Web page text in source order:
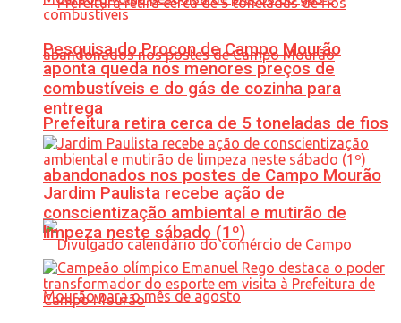
Prefeitura retira cerca de 5 toneladas de fios
abandonados nos postes de Campo Mourão
Pesquisa do Procon de Campo Mourão
aponta queda nos menores preços de
combustíveis e do gás de cozinha para
entrega
Jardim Paulista recebe ação de
conscientização ambiental e mutirão de
limpeza neste sábado (1º)